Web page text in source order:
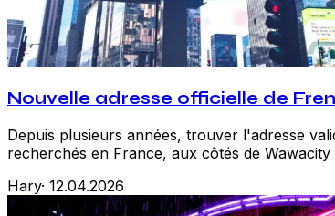
Nouvelle adresse officielle de
Depuis plusieurs années, trouver l'adresse
recherchés en France, aux côtés de
Hary· 12.04.2026